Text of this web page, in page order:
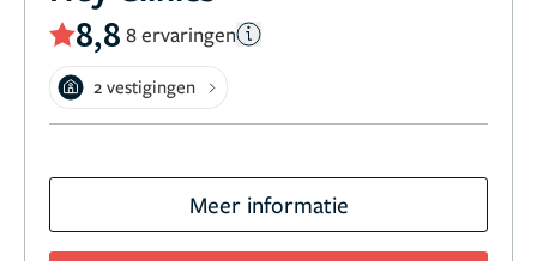
8,8 8 ervaringen
2 vestigingen
Meer informatie